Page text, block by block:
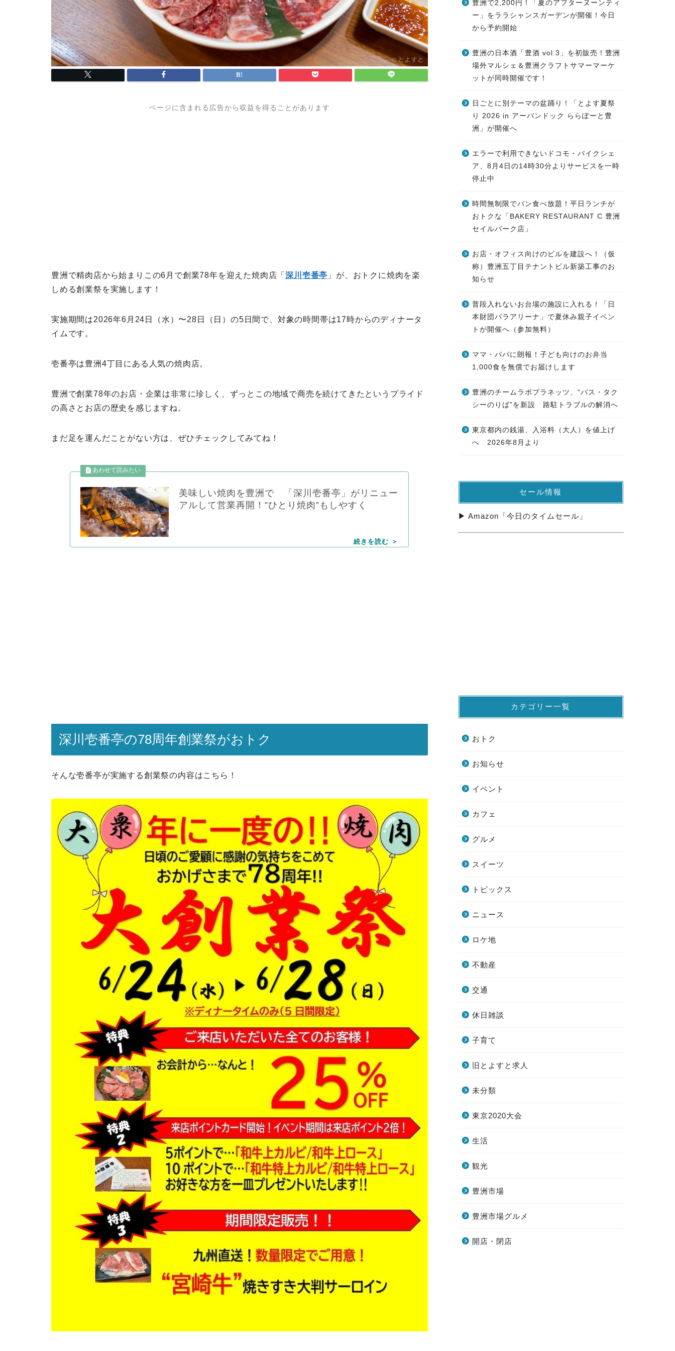
ページに含まれる広告から収益を得ることがあります
豊洲で精肉店から始まりこの6月で創業78年を迎えた焼肉店「深川壱番亭 」が、おトクに焼肉を楽
しめる創業祭を実施します！
実施期間は2026年6月24日（水）〜28日（日）の5日間で、対象の時間帯は17時からのディナータ
イムです。
壱番亭は豊洲4丁目にある人気の焼肉店。
豊洲で創業78年のお店・企業は非常に珍しく、ずっとこの地域で商売を続けてきたというプライド
の高さとお店の歴史を感じますね。
まだ足を運んだことがない方は、ぜひチェックしてみてね！
美味しい焼肉を豊洲で 「深川壱番亭」がリニュー
アルして営業再開！”ひとり焼肉”もしやすく
深川壱番亭の78周年創業祭がおトク
そんな壱番亭が実施する創業祭の内容はこちら！
豊洲で2,200円！「夏のアフターヌーンティ
ー」をララシャンスガーデンが開催！今日
から予約開始
豊洲の日本酒「豊酒 vol.3」を初販売！豊洲
場外マルシェ＆豊洲クラフトサマーマーケ
ットが同時開催です！
日ごとに別テーマの盆踊り！「とよす夏祭
り 2026 in アーバンドック ららぽーと豊
洲」が開催へ
エラーで利用できないドコモ・バイクシェ
ア、8月4日の14時30分よりサービスを一時
停止中
時間無制限でパン食べ放題！平日ランチが
おトクな「BAKERY RESTAURANT C 豊洲
セイルパーク店」
お店・オフィス向けのビルを建設へ！（仮
称）豊洲五丁目テナントビル新築工事のお
知らせ
普段入れないお台場の施設に入れる！「日
本財団パラアリーナ」で夏休み親子イベン
トが開催へ（参加無料）
ママ・パパに朗報！子ども向けのお弁当
1,000食を無償でお届けします
豊洲のチームラボプラネッツ、“バス・タク
シーのりば”を新設 路駐トラブルの解消へ
東京都内の銭湯、入浴料（大人）を値上げ
へ 2026年8月より
セール情報
▶ Amazon「今日のタイムセール」
カテゴリー一覧
おトク
お知らせ
イベント
カフェ
グルメ
スイーツ
トピックス
ニュース
ロケ地
不動産
交通
休日雑談
子育て
旧とよすと求人
未分類
東京2020大会
生活
観光
豊洲市場
豊洲市場グルメ
開店・閉店